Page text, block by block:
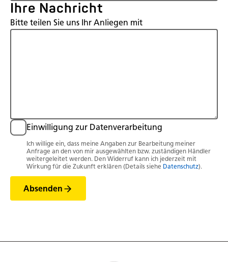
Ihre Nachricht
Bitte teilen Sie uns Ihr Anliegen mit
Einwilligung zur Datenverarbeitung
Ich willige ein, dass meine Angaben zur Bearbeitung meiner
Anfrage an den von mir ausgewählten bzw. zuständigen Händler
weitergeleitet werden. Den Widerruf kann ich jederzeit mit
Wirkung für die Zukunft erklären (Details siehe Datenschutz).
Absenden